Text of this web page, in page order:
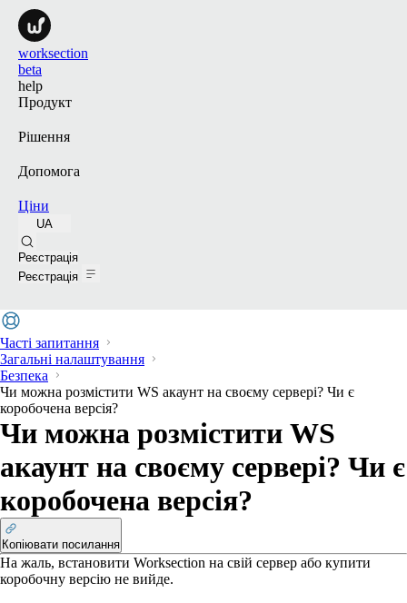
worksection
beta
help
Продукт
Рішення
Допомога
Ціни
UA
Реєстрація
Реєстрація
Часті запитання
Загальні налаштування
Безпека
Чи можна розмістити WS акаунт на своєму сервері? Чи є
коробочена версія?
Чи можна розмістити WS
акаунт на своєму сервері? Чи є
коробочена версія?
Копіювати посилання
На жаль, встановити Worksection на свій сервер або купити
коробочну версію не вийде.